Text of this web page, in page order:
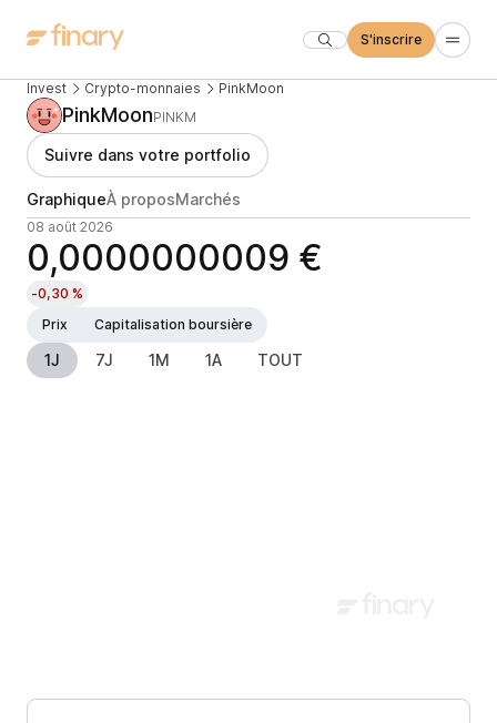
S'inscrire
Invest Crypto-monnaies PinkMoon
PinkMoonPINKM
Suivre dans votre portfolio
GraphiqueÀ proposMarchés
08 août 2026
0,0000000009 €
-0,30 %
Prix
Capitalisation boursière
1J 7J 1M 1A TOUT